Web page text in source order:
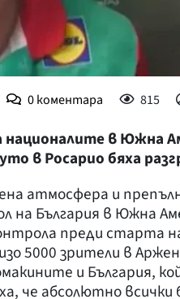
0коментара 815
в Южна
в Росарио бяха
атмосфера и
на България в Южна
преди старта
5000 зрители в
и България,
че абсолютно